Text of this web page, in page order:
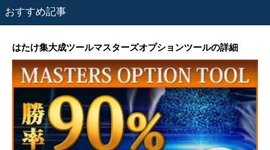
おすすめ記事
はたけ集大成ツールマスターズオプションツールの詳細